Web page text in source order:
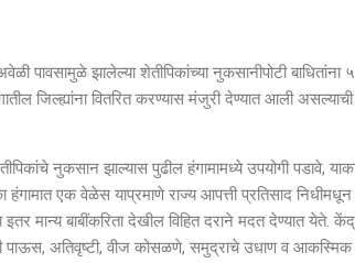
पावसामुळे झालेल्या शेतीपिकांच्या नुकसानीपोटी बाधितांना
जिल्ह्यांना वितरित करण्यास मंजुरी देण्यात आली असल्याची
नुकसान झाल्यास पुढील हंगामामध्ये उपयोगी पडावे,
एक वेळेस याप्रमाणे राज्य आपत्ती प्रतिसाद निधीमधून
मान्य बाबींकरिता देखील विहित दराने मदत देण्यात येते.
पाऊस, अतिवृष्टी, वीज कोसळणे, समुद्राचे उधाण व